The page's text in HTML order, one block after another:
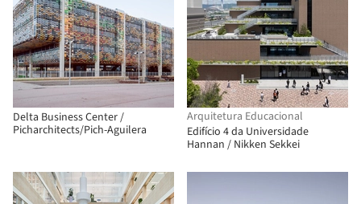
Delta Business Center /
Picharchitects/Pich-Aguilera
Arquitetura Educacional
Edifício 4 da Universidade
Hannan / Nikken Sekkei